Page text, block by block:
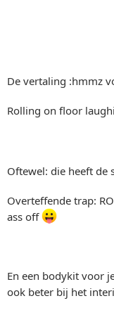
De vertaling :hmmz
Rolling on floor
Oftewel: die heeft de
Overteffende trap:
ass off
En een bodykit voor
ook beter bij het